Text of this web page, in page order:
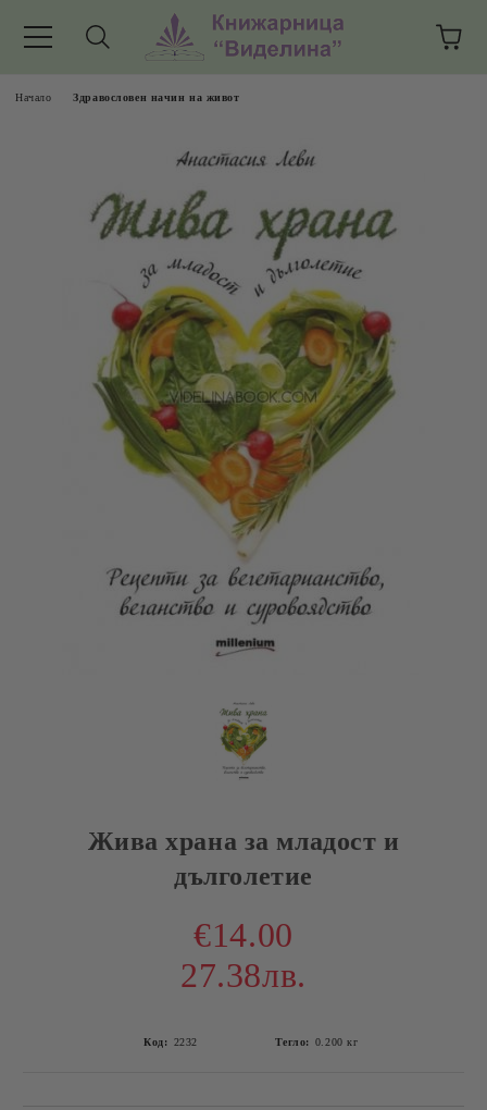
Начало Здравословен начин на живот
Жива храна за младост и
дълголетие
€14.00
27.38лв.
Код: 2232 Тегло: 0.200 кг